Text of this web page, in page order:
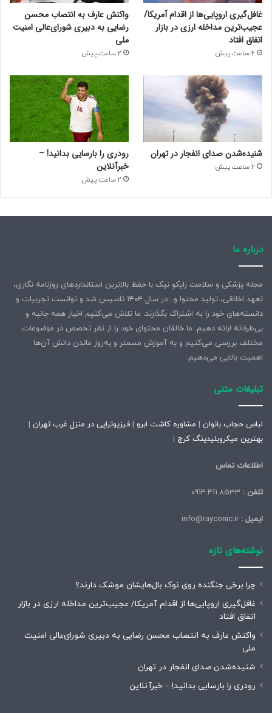
غافل‌گیری اروپایی‌ها از اقدام آمریکا/
عجیب‌ترین مداخله ارزی در بازار
اتفاق افتاد
2 ساعت پیش
واکنش عارف به انتصاب محسن
رضایی به دبیری شورای‌عالی امنیت
ملی
2 ساعت پیش
شنیده‌شدن صدای انفجار در تهران
2 ساعت پیش
رودری را بارسایی بدانید! –
خبرآنلاین
2 ساعت پیش
درباره ما
مجله پزشکی و سلامت رایکو نیک با حفظ بالاترین استانداردهای روزنامه نگاری،
تعهد اخلاقی، تولید محتوا و.. در سال ۱۴۰۴ تاسیس شد و توانست تجربیات و
دانسته‌های خود را به اشتراک بگذارند. ما تلاش می‌کنیم اخبار همه جانبه و
بی‌طرفانه ارائه دهیم. ما خالقان محتوای خود را از نظر تخصص در موضوعات
مختلف بررسی می‌کنیم و به آموزش مسمتر و به‌روز ماندن دانش آن‌ها
اهمیت بالایی می‌دهیم.
تبلیغات متنی
لباس حجاب بانوان | مشاوره کاشت ابرو | فیزیوتراپی در منزل غرب تهران |
بهترین میکروبلیدینگ کرج |
اطلاعات تماس
تلفن :
ایمیل :
نوشته‌های تازه
چرا برخی جنگنده روی نوک بال‌هایشان موشک‌ دارند؟
غافل‌گیری اروپایی‌ها از اقدام آمریکا/ عجیب‌ترین مداخله ارزی در بازار
اتفاق افتاد
واکنش عارف به انتصاب محسن رضایی به دبیری شورای‌عالی امنیت
ملی
شنیده‌شدن صدای انفجار در تهران
رودری را بارسایی بدانید! – خبرآنلاین